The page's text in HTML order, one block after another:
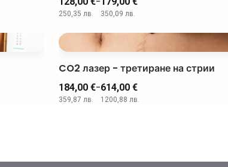
250,35 лв. 350,09 лв.
CO2 лазер - третиране на стрии
184,00 €
359,87 лв.
-614,00 €
1200,88 лв.